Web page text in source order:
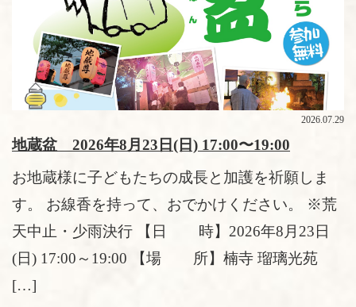
2026.07.29
地蔵盆 2026年8月23日(日) 17:00〜19:00
お地蔵様に子どもたちの成長と加護を祈願しま
す。 お線香を持って、おでかけください。 ※荒
天中止・少雨決行 【日 時】2026年8月23日
(日) 17:00～19:00 【場 所】楠寺 瑠璃光苑
[…]